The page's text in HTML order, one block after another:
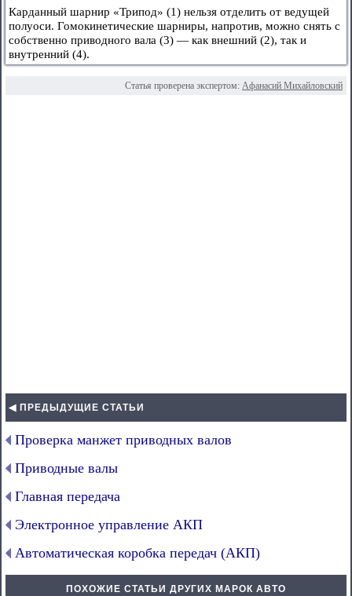
Карданный шарнир «Трипод» (1) нельзя отделить от ведущей
полуоси. Гомокинетические шарниры, напротив, можно снять с
собственно приводного вала (3) — как внешний (2), так и
внутренний (4).
Статья проверена экспертом: Афанасий Михайловский
◀ ПРЕДЫДУЩИЕ СТАТЬИ
Проверка манжет приводных валов
Приводные валы
Главная передача
Электронное управление АКП
Автоматическая коробка передач (АКП)
ПОХОЖИЕ СТАТЬИ ДРУГИХ МАРОК АВТО